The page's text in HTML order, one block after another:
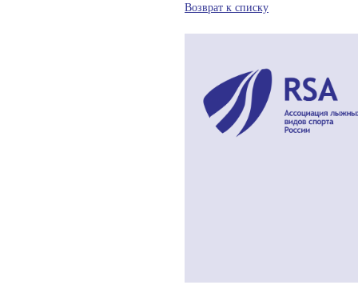
Возврат к списку